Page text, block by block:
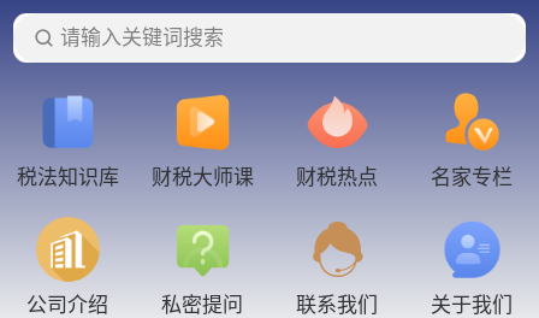
请输入关键词搜索
税法知识库 财税大师课 财税热点 名家专栏
公司介绍 私密提问 联系我们 关于我们